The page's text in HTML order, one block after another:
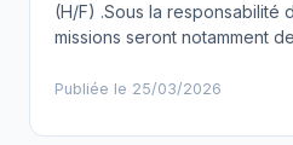
(H/F) .Sous la responsabilité
missions seront notamment
Publiée le 25/03/2026